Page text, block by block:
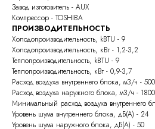
Завод изготовитель - AUX
Компрессор - TOSHIBA
ПРОИЗВОДИТЕЛЬНОСТЬ
Холодопроизводительность, kBTU - 9
Холодопроизводительность, кВт - 1,2-3,2
Теплопроизводительность, kBTU - 9
Теплопроизводительность, кВт - 0,9-3,7
Расход воздуха внутреннего блока, м3/ч - 500
Расход воздуха наружного блока, м3/ч - 1800
Минимальный расход воздуха внутреннего
Уровень шума внутреннего блока, дБ(А) - 24
Уровень шума наружного блока, дБ(А) - 50